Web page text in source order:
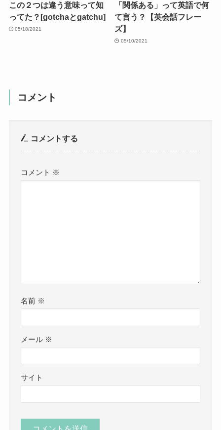
この２つは違う意味って知
ってた？[gotchaとgatchu]
05/18/2021
「関係ある」って英語で何
て言う？【英会話フレー
ズ】
05/10/2021
コメント
コメントする
コメント ※
名前 ※
メール ※
サイト